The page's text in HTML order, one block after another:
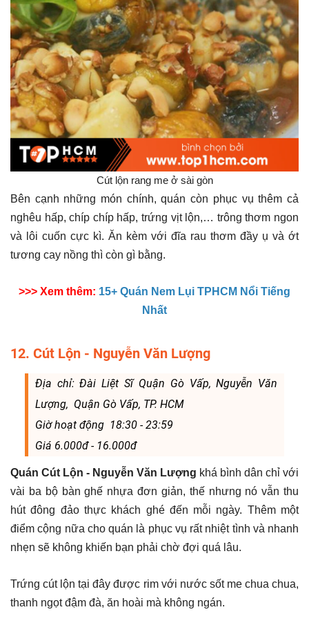
Cút lộn rang me ở sài gòn
Bên cạnh những món chính, quán còn phục vụ thêm cả
nghêu hấp, chíp chíp hấp, trứng vịt lộn,… trông thơm ngon
và lôi cuốn cực kì. Ăn kèm với đĩa rau thơm đầy ụ và ớt
tương cay nồng thì còn gì bằng.
>>> Xem thêm: 15+ Quán Nem Lụi TPHCM Nổi Tiếng
Nhất
12. Cút Lộn - Nguyễn Văn Lượng
Địa chỉ: Đài Liệt Sĩ Quận Gò Vấp, Nguyễn Văn
Lượng, Quận Gò Vấp, TP. HCM
Giờ hoạt động 18:30 - 23:59
Giá 6.000đ - 16.000đ
Quán Cút Lộn - Nguyễn Văn Lượng khá bình dân chỉ với
vài ba bộ bàn ghế nhựa đơn giản, thế nhưng nó vẫn thu
hút đông đảo thực khách ghé đến mỗi ngày. Thêm một
điểm cộng nữa cho quán là phục vụ rất nhiệt tình và nhanh
nhẹn sẽ không khiến bạn phải chờ đợi quá lâu.
Trứng cút lộn tại đây được rim với nước sốt me chua chua,
thanh ngọt đậm đà, ăn hoài mà không ngán.